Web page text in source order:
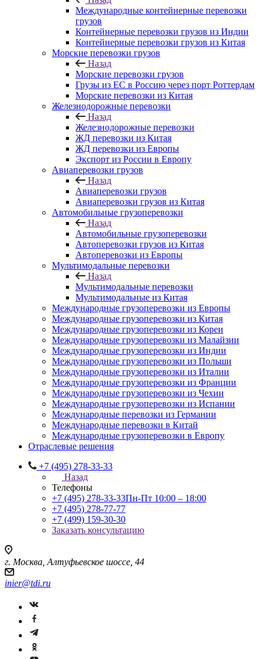
Международные контейнерные перевозки
грузов
Контейнерные перевозки грузов из Индии
Контейнерные перевозки грузов из Китая
Морские перевозки грузов
Назад
Морские перевозки грузов
Грузы из ЕС в Россию через порт Роттердам
Морские перевозки из Китая
Железнодорожные перевозки
Назад
Железнодорожные перевозки
ЖД перевозки из Китая
ЖД перевозки из Европы
Экспорт из России в Европу
Авиаперевозки грузов
Назад
Авиаперевозки грузов
Авиаперевозки грузов из Китая
Автомобильные грузоперевозки
Назад
Автомобильные грузоперевозки
Автоперевозки грузов из Китая
Автоперевозки из Европы
Мультимодальные перевозки
Назад
Мультимодальные перевозки
Мультимодальные из Китая
Международные грузоперевозки из Европы
Международные грузоперевозки из Китая
Международные грузоперевозки из Кореи
Международные грузоперевозки из Малайзии
Международные грузоперевозки из Индии
Международные грузоперевозки из Польши
Международные грузоперевозки из Италии
Международные грузоперевозки из Франции
Международные грузоперевозки из Чехии
Международные грузоперевозки из Испании
Международные перевозки из Германии
Международные перевозки в Китай
Международные грузоперевозки в Европу
Отраслевые решения
+7 (495) 278-33-33
Назад
Телефоны
+7 (495) 278-33-33Пн-Пт 10:00 – 18:00
+7 (495) 278-77-77
+7 (499) 159-30-30
Заказать консультацию
г. Москва, Алтуфьевское шоссе, 44
inier@tdi.ru